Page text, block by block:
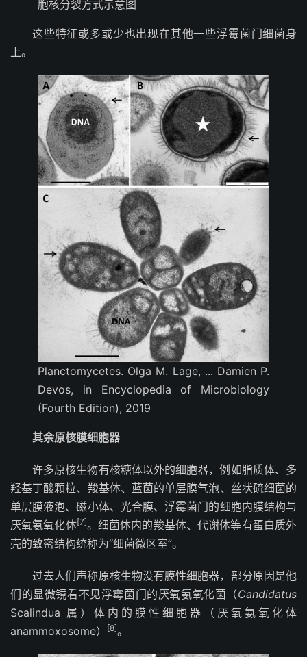
胞核分裂方式示意图
这些特征或多或少也出现在其他一些浮霉菌门细菌身
上。
Planctomycetes. Olga M. Lage, ... Damien P.
Devos, in Encyclopedia of Microbiology
(Fourth Edition), 2019
其余原核膜细胞器
许多原核生物有核糖体以外的细胞器，例如脂质体、多
羟基丁酸颗粒、羧基体、蓝菌的单层膜气泡、丝状硫细菌的
单层膜液泡、磁小体、光合膜、浮霉菌门的细胞内膜结构与
厌氧氨氧化体[7]。细菌体内的羧基体、代谢体等有蛋白质外
壳的致密结构统称为“细菌微区室”。
过去人们声称原核生物没有膜性细胞器，部分原因是他
们的显微镜看不见浮霉菌门的厌氧氨氧化菌（Candidatus
Scalindua 属）体内的膜性细胞器（厌氧氨氧化体
anammoxosome）
[8]。